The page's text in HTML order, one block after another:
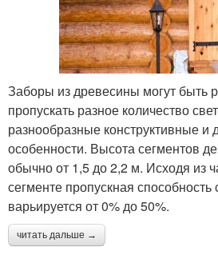
Заборы из древесины могут быть
пропускать разное количество
разнообразные конструктивные и
особенности. Высота сегментов
обычно от 1,5 до 2,2 м. Исходя из
сегменте пропускная способность
варьируется от 0% до 50%.
читать дальше →